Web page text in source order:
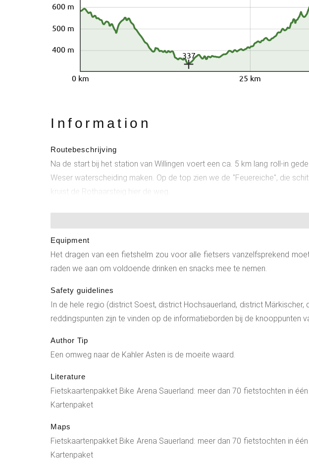
0 km 25 km
400 m
500 m
600 m
337
Information
Routebeschrijving
Na de start bij het station van Willingen voert een ca. 5 km lang roll-in
Weser waterscheiding maken. Op de top zien we de "Feuereiche", die
kruist de Rothaarsteig hier de weg.
Equipment
Het dragen van een fietshelm zou voor alle fietsers vanzelfsprekend
raden we aan om voldoende drinken en snacks mee te nemen.
Safety guidelines
In de hele regio (district Soest, district Hochsauerland, district
reddingspunten zijn te vinden op de informatieborden bij de knooppunten
Author Tip
Een omweg naar de Kahler Asten is de moeite waard.
Literature
Fietskaartenpakket Bike Arena Sauerland: meer dan 70 fietstochten in
Kartenpaket
Maps
Fietskaartenpakket Bike Arena Sauerland: meer dan 70 fietstochten in
Kartenpaket